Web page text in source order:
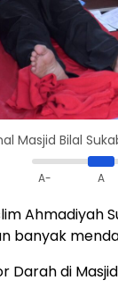
Masjid Bilal
A- A
Ahmadiyah
banyak
Darah di